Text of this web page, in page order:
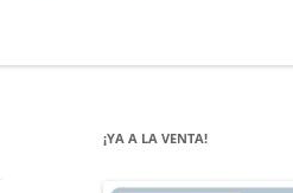
¡YA A LA VENTA!